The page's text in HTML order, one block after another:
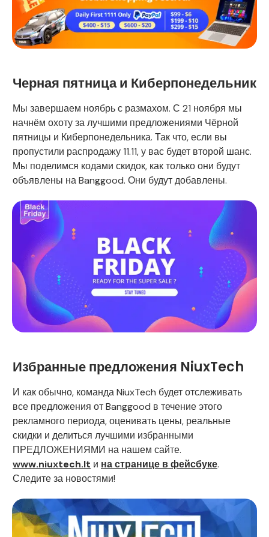
Черная пятница и Киберпонедельник
Мы завершаем ноябрь с размахом. С 21 ноября мы
начнём охоту за лучшими предложениями Чёрной
пятницы и Киберпонедельника. Так что, если вы
пропустили распродажу 11.11, у вас будет второй шанс.
Мы поделимся кодами скидок, как только они будут
объявлены на Banggood. Они будут добавлены.
Избранные предложения NiuxTech
И как обычно, команда NiuxTech будет отслеживать
все предложения от Banggood в течение этого
рекламного периода, оценивать цены, реальные
скидки и делиться лучшими избранными
ПРЕДЛОЖЕНИЯМИ на нашем сайте.
www.niuxtech.lt и на странице в фейсбуке.
Следите за новостями!